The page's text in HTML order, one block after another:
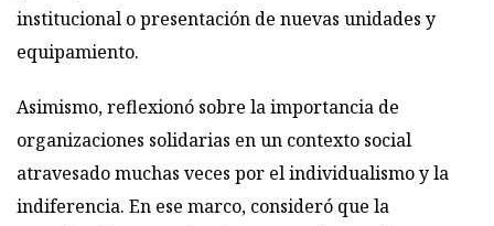
institucional o presentación de nuevas unidades y
equipamiento.
Asimismo, reflexionó sobre la importancia de
organizaciones solidarias en un contexto social
atravesado muchas veces por el individualismo y la
indiferencia. En ese marco, consideró que la